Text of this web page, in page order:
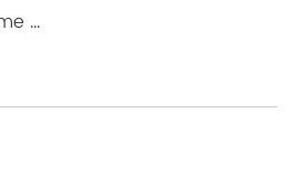
konstrueret til at rumme ...